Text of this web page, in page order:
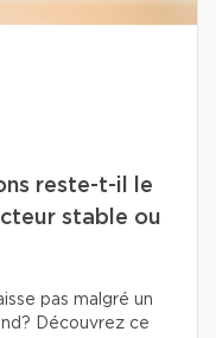
reste-t-il le
stable ou
pas malgré un
Découvrez ce